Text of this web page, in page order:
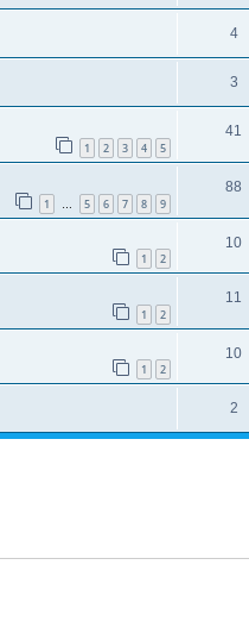
4
3
1 2 3 4 5
41
1 … 5 6 7 8 9
88
1 2
10
1 2
11
1 2
10
2